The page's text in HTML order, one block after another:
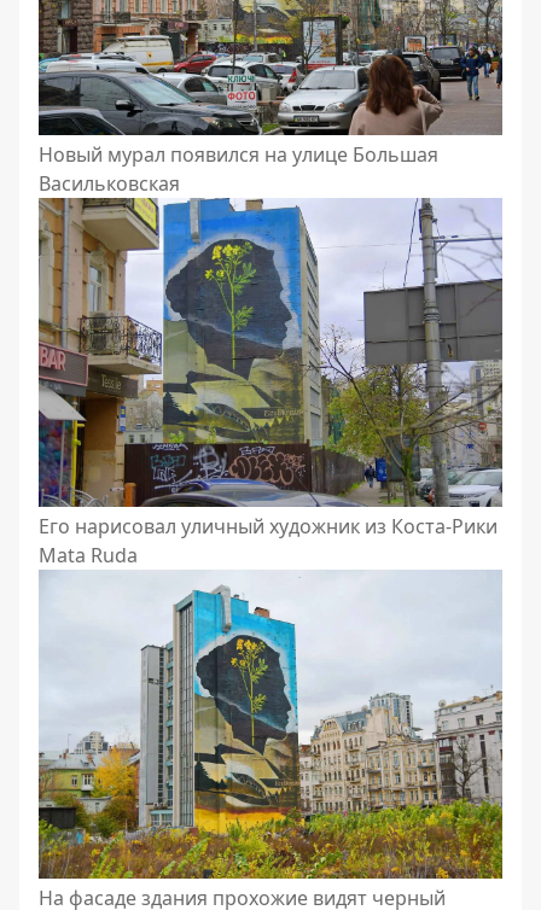
Новый мурал появился на улице Большая
Васильковская
Его нарисовал уличный художник из Коста-Рики
Mata Ruda
На фасаде здания прохожие видят черный